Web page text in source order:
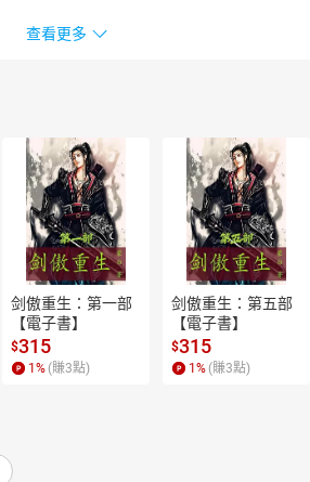
查看更多
剑傲重生：第一部
【電子書】
$315
1 % (賺3點)
剑傲重生：第五部
【電子書】
$315
1 % (賺3點)